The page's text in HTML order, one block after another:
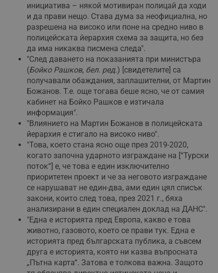
инициатива – някой мотивиран полицай да ходи
и да прави нещо. Става дума за неофициална, но
разрешена на високо или поне на средно ниво в
полицейската йерархия схема за защита, но без
да има никаква писмена следа".
"След даването на показанията при министъра
(Бойко Рашков, бел. ред.) [свидетелите] са
получавали обаждания, заплашителни, от Мартин
Божанов. Т.е. още тогава беше ясно, че от самия
кабинет на Бойко Рашков е изтичала
информация".
"Влиянието на Мартин Божанов в полицейската
йерархия е стигало на високо ниво".
"Това, което стана ясно още през 2019-2020,
когато започна ударното изграждане на [“Турски
поток“] е, че това е един изключително
приоритетен проект и че за неговото изграждане
се нарушават не един-два, ами един цял списък
закони, които след това, през 2021 г., бяха
анализирани в един специален доклад на ДАНС".
"Една е историята пред Европа, какво е това
животно, газовото, което се прави тук. Една е
историята пред българската публика, а съвсем
друга е историята, която ни казва въпросната
„Пътна карта“. Затова е толкова важна. Защото